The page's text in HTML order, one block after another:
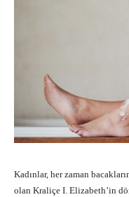
Kadınlar, her zaman
olan Kraliçe I. Elizabeth’in